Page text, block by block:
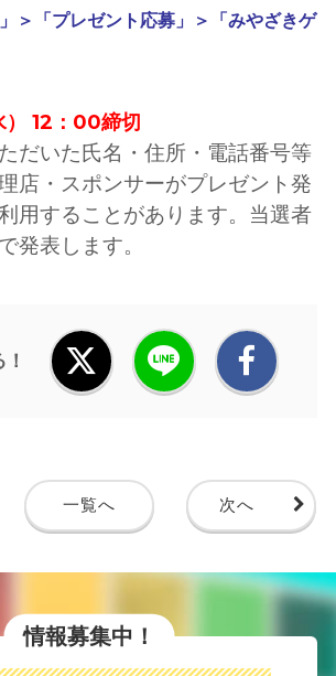
」＞「プレゼント応募」＞「みやざきゲ
） 12：00締切
だいた氏名・住所・電話番号等
店・スポンサーがプレゼント発
用することがあります。当選者
発表します。
一覧へ 次へ
情報募集中！